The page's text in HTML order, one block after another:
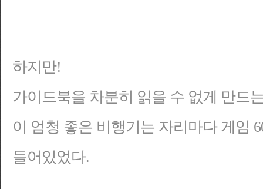
하지만!
가이드북을 차분히 읽을 수 없게 만드
이 엄청 좋은 비행기는 자리마다 게임
들어있었다.